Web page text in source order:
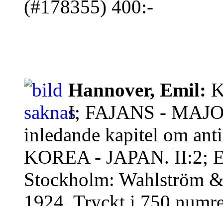
(#178355) 400:-
Hannover, Emil:
I; FAJANS -
inledande kapitel om
KOREA - JAPAN. II:2;
Stockholm: Wahlström